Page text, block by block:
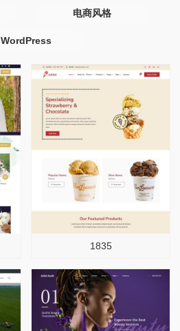
电商风格
WordPress
1835